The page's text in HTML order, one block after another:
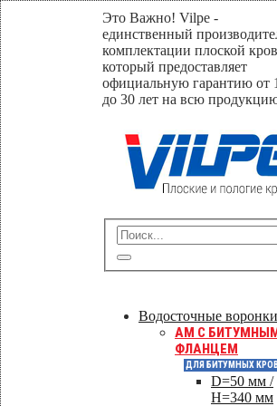
Это Важно! Vilpe -
единственный
комплектации плоской
который предоставляет
официальную гарантию от
до 30 лет на всю
Водосточные воронки
AM C
ФЛАНЦЕМ
ДЛЯ БИТУМНЫХ
D=50 мм /
H=340 мм
190
Home
Магазин
190
Сортировать по::
Show:
Вы только что
в корзину:
Дюбель для
распорной
Перейти в корзину